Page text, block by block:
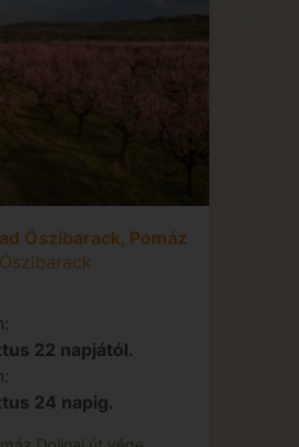
Őszibarack, Pomáz
Őszibarack
22 napjától.
24 napig.